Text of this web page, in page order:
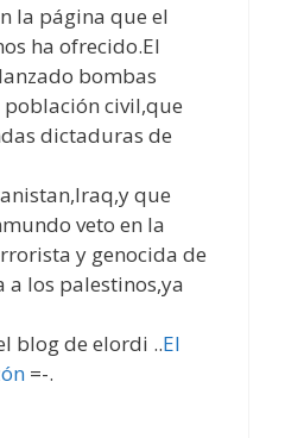
la página que el
ha ofrecido.El
bombas
civil,que
dictaduras de
que
veto en la
y genocida de
a los palestinos,ya
blog de elordi ..El
=-.